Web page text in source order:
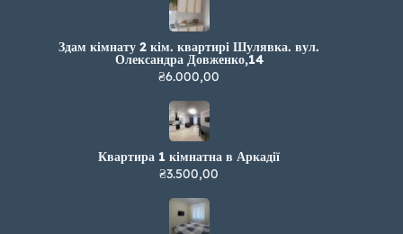
Здам кімнату 2 кім. квартирі Шулявка. вул.
Олександра Довженко,14
₴6.000,00
Квартира 1 кімнатна в Аркадії
₴3.500,00